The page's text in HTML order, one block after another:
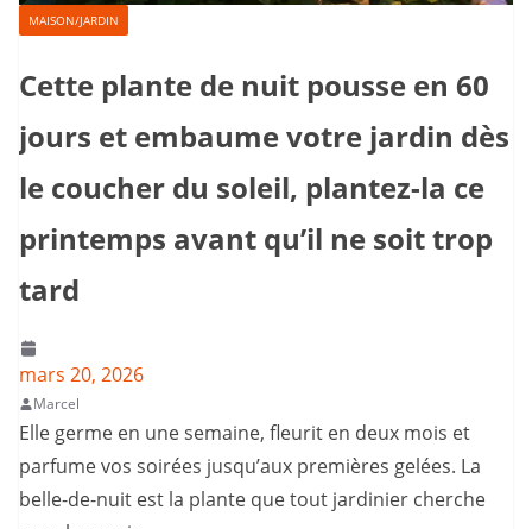
MAISON/JARDIN
Cette plante de nuit pousse en 60
jours et embaume votre jardin dès
le coucher du soleil, plantez-la ce
printemps avant qu’il ne soit trop
tard
mars 20, 2026
Marcel
Elle germe en une semaine, fleurit en deux mois et
parfume vos soirées jusqu’aux premières gelées. La
belle-de-nuit est la plante que tout jardinier cherche